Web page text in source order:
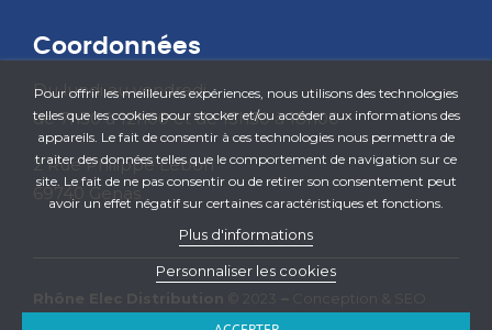
Coordonnées
Du lundi au vendredi
de 7h30 à 12h00 et de 13h30 à 18h00
2 Rue Philippe Lebon
69740 Genas
Pour offrir les meilleures expériences, nous utilisons des technologies
telles que les cookies pour stocker et/ou accéder aux informations des
appareils. Le fait de consentir à ces technologies nous permettra de
traiter des données telles que le comportement de navigation sur ce
site. Le fait de ne pas consentir ou de retirer son consentement peut
avoir un effet négatif sur certaines caractéristiques et fonctions.
Plus d'informations
Personnaliser les cookies